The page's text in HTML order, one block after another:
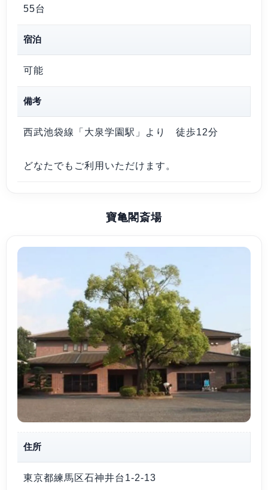
55台
宿泊
可能
備考
西武池袋線「大泉学園駅」より 徒歩12分
どなたでもご利用いただけます。
寶亀閣斎場
住所
東京都練馬区石神井台1-2-13